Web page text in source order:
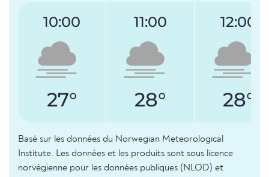
10:00
27°
11:00
28°
12:00
28°
Basé sur les données du Norwegian Meteorological
Institute. Les données et les produits sont sous licence
norvégienne pour les données publiques (NLOD) et